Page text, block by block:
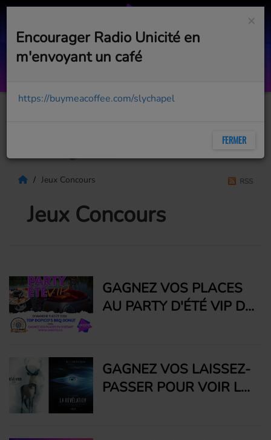
Hexagon Radio #601
Jeux Concours
Jeux Concours
RSS
GAGNEZ VOS PLACES
AU PARTY D'ÉTÉ VIP DE
DONUT
GAGNEZ VOS LAISSEZ-
PASSER POUR VOIR LA
×
Encourager Radio Unicité en
m'envoyant un café
https://buymeacoffee.com/slychapel
FERMER